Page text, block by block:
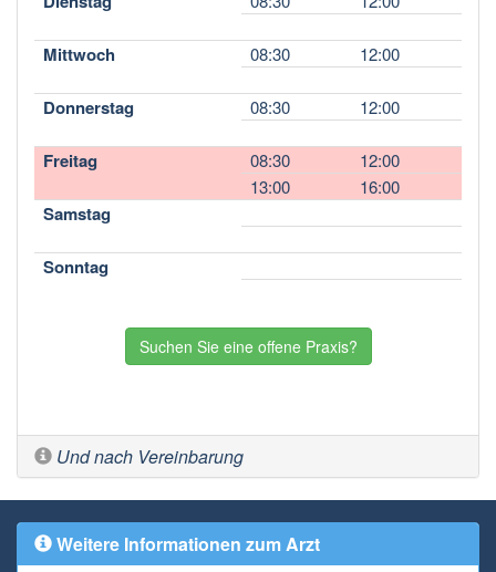
Mittwoch 08:30 12:00
Donnerstag 08:30 12:00
Freitag 08:30
12:00
13:00
16:00
Samstag
Sonntag
Suchen Sie eine offene Praxis?
Und nach Vereinbarung
Weitere Informationen zum Arzt